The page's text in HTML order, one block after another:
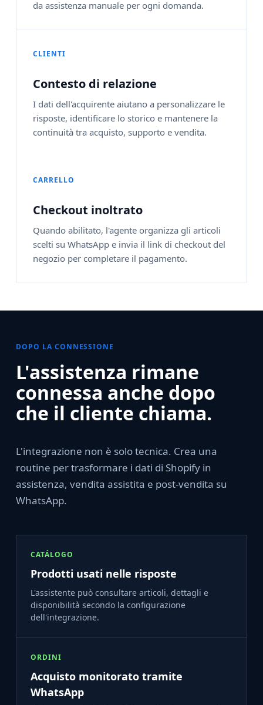
da assistenza manuale per ogni domanda.
CLIENTI
Contesto di relazione
I dati dell'acquirente aiutano a personalizzare le
risposte, identificare lo storico e mantenere la
continuità tra acquisto, supporto e vendita.
CARRELLO
Checkout inoltrato
Quando abilitato, l'agente organizza gli articoli
scelti su WhatsApp e invia il link di checkout del
negozio per completare il pagamento.
DOPO LA CONNESSIONE
L'assistenza rimane
connessa anche dopo
che il cliente chiama.
L'integrazione non è solo tecnica. Crea una
routine per trasformare i dati di Shopify in
assistenza, vendita assistita e post-vendita su
WhatsApp.
CATÁLOGO
Prodotti usati nelle risposte
L'assistente può consultare articoli, dettagli e
disponibilità secondo la configurazione
dell'integrazione.
ORDINI
Acquisto monitorato tramite
WhatsApp